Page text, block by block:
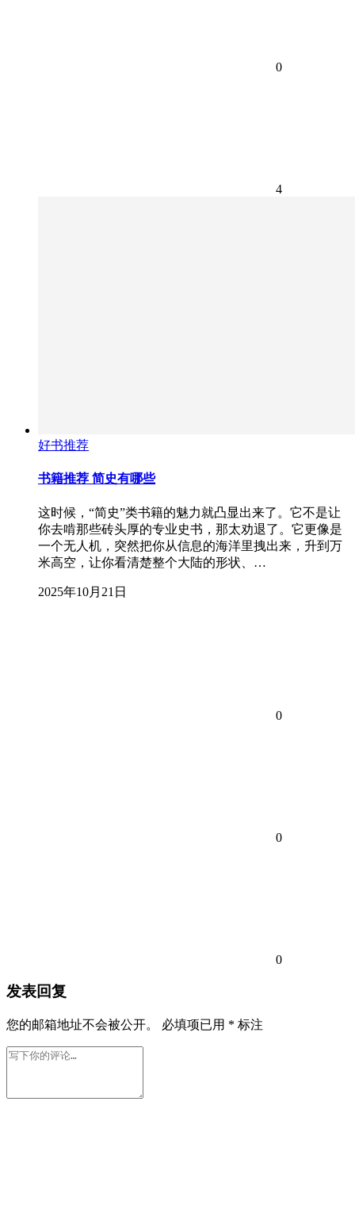
0
4
好书推荐
书籍推荐 简史有哪些
这时候，“简史”类书籍的魅力就凸显出来了。它不是让
你去啃那些砖头厚的专业史书，那太劝退了。它更像是
一个无人机，突然把你从信息的海洋里拽出来，升到万
米高空，让你看清楚整个大陆的形状、…
2025年10月21日
0
0
0
发表回复
您的邮箱地址不会被公开。 必填项已用 * 标注